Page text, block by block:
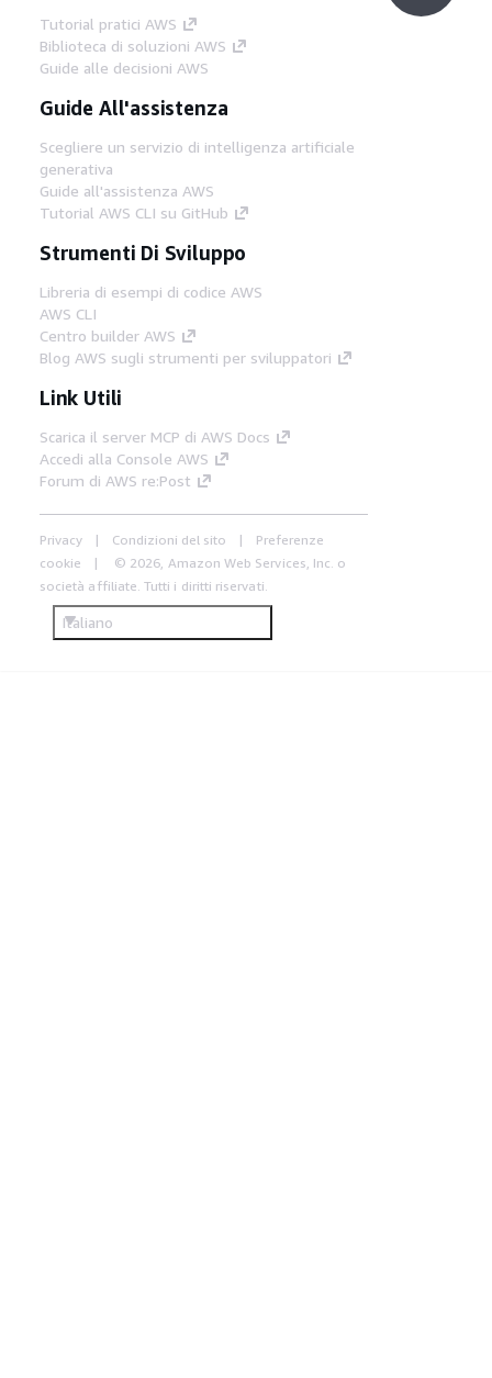
Tutorial pratici AWS
Biblioteca di soluzioni AWS
Guide alle decisioni AWS
Guide All'assistenza
Scegliere un servizio di intelligenza artificiale
generativa
Guide all'assistenza AWS
Tutorial AWS CLI su GitHub
Strumenti Di Sviluppo
Libreria di esempi di codice AWS
AWS CLI
Centro builder AWS
Blog AWS sugli strumenti per sviluppatori
Link Utili
Scarica il server MCP di AWS Docs
Accedi alla Console AWS
Forum di AWS re:Post
Privacy Condizioni del sito
Preferenze
cookie
© 2026, Amazon Web Services, Inc. o
società affiliate. Tutti i diritti riservati.
Italiano